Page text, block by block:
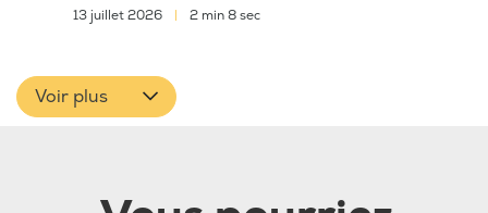
13 juillet 2026 | 2 min 8 sec
Voir plus